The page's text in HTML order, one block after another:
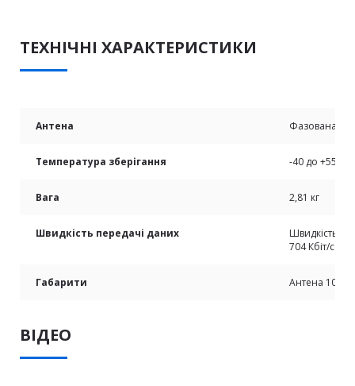
ТЕХНІЧНІ ХАРАКТЕРИСТИКИ
Антена Фазована
Температура зберігання -40 до +55 ℃
Вага 2,81 кг
Швидкість передачі даних
Швидкість
704 Кбіт/с
Габарити Антена
ВІДЕО